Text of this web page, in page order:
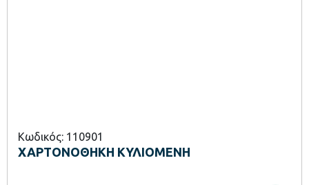
Κωδικός: 110901
ΧΑΡΤΟΝΟΘΗΚΗ ΚΥΛΙΟΜΕΝΗ